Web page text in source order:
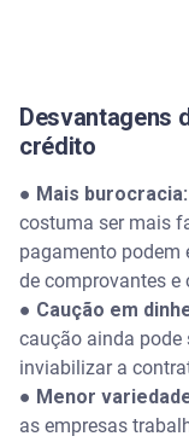
Desvantagens
crédito
● Mais burocracia:
costuma ser mais
pagamento podem
de comprovantes
● Caução em
caução ainda pode
inviabilizar a
● Menor
as empresas